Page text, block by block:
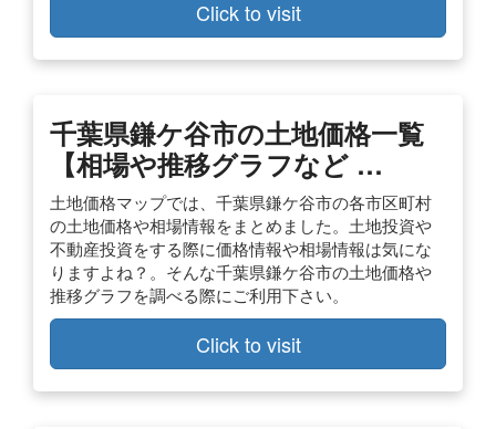
Click to visit
千葉県鎌ケ谷市の土地価格一覧
【相場や推移グラフなど …
土地価格マップでは、千葉県鎌ケ谷市の各市区町村
の土地価格や相場情報をまとめました。土地投資や
不動産投資をする際に価格情報や相場情報は気にな
りますよね？。そんな千葉県鎌ケ谷市の土地価格や
推移グラフを調べる際にご利用下さい。
Click to visit